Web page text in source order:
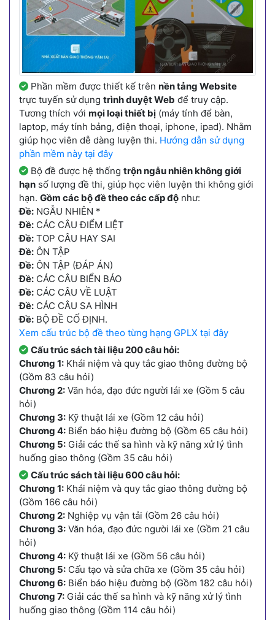
Phần mềm được thiết kế trên nền tảng Website
trực tuyến sử dụng trình duyệt Web để truy cập.
Tương thích với mọi loại thiết bị (máy tính để bàn,
laptop, máy tính bảng, điện thoại, iphone, ipad). Nhằm
giúp học viên dễ dàng luyện thi. Hướng dẫn sử dụng
phần mềm này tại đây
Bộ đề được hệ thống trộn ngẫu nhiên không giới
hạn số lượng đề thi, giúp học viên luyện thi không giới
hạn. Gồm các bộ đề theo các cấp độ như:
Đề: NGẪU NHIÊN *
Đề: CÁC CÂU ĐIỂM LIỆT
Đề: TOP CÂU HAY SAI
Đề: ÔN TẬP
Đề: ÔN TẬP (ĐÁP ÁN)
Đề: CÁC CÂU BIỂN BÁO
Đề: CÁC CÂU VỀ LUẬT
Đề: CÁC CÂU SA HÌNH
Đề: BỘ ĐỀ CỐ ĐỊNH.
Xem cấu trúc bộ đề theo từng hạng GPLX tại đây
Cấu trúc sách tài liệu 200 câu hỏi:
Chương 1: Khái niệm và quy tắc giao thông đường bộ
(Gồm 83 câu hỏi)
Chương 2: Văn hóa, đạo đức người lái xe (Gồm 5 câu
hỏi)
Chương 3: Kỹ thuật lái xe (Gồm 12 câu hỏi)
Chương 4: Biển báo hiệu đường bộ (Gồm 65 câu hỏi)
Chương 5: Giải các thế sa hình và kỹ năng xử lý tình
huống giao thông (Gồm 35 câu hỏi)
Cấu trúc sách tài liệu 600 câu hỏi:
Chương 1: Khái niệm và quy tắc giao thông đường bộ
(Gồm 166 câu hỏi)
Chương 2: Nghiệp vụ vận tải (Gồm 26 câu hỏi)
Chương 3: Văn hóa, đạo đức người lái xe (Gồm 21 câu
hỏi)
Chương 4: Kỹ thuật lái xe (Gồm 56 câu hỏi)
Chương 5: Cấu tạo và sửa chữa xe (Gồm 35 câu hỏi)
Chương 6: Biển báo hiệu đường bộ (Gồm 182 câu hỏi)
Chương 7: Giải các thế sa hình và kỹ năng xử lý tình
huống giao thông (Gồm 114 câu hỏi)